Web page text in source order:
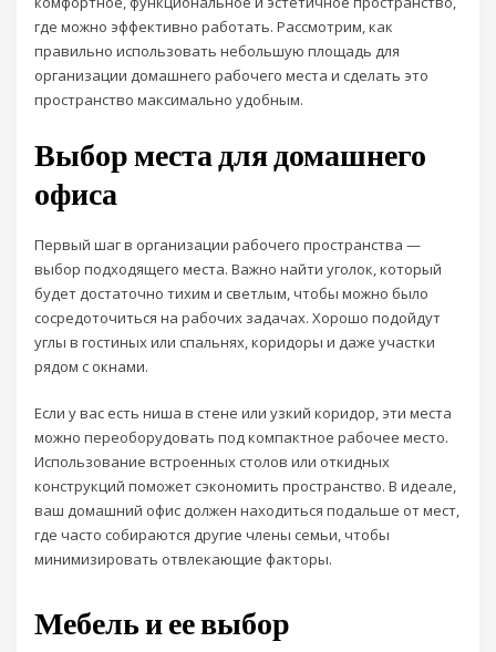
где можно эффективно работать. Рассмотрим, как
правильно использовать небольшую площадь для
организации домашнего рабочего места и сделать это
пространство максимально удобным.
Выбор места для домашнего
офиса
Первый шаг в организации рабочего пространства —
выбор подходящего места. Важно найти уголок, который
будет достаточно тихим и светлым, чтобы можно было
сосредоточиться на рабочих задачах. Хорошо подойдут
углы в гостиных или спальнях, коридоры и даже участки
рядом с окнами.
Если у вас есть ниша в стене или узкий коридор, эти места
можно переоборудовать под компактное рабочее место.
Использование встроенных столов или откидных
конструкций поможет сэкономить пространство. В идеале,
ваш домашний офис должен находиться подальше от мест,
где часто собираются другие члены семьи, чтобы
минимизировать отвлекающие факторы.
Мебель и ее выбор